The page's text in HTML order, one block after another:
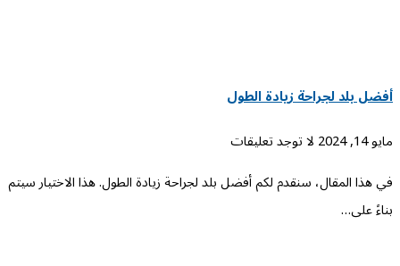
أفضل بلد لجراحة زيادة الطول
مايو 14, 2024
لا توجد تعليقات
في هذا المقال، سنقدم لكم أفضل بلد لجراحة زيادة الطول. هذا الاختيار سيتم
بناءً على…